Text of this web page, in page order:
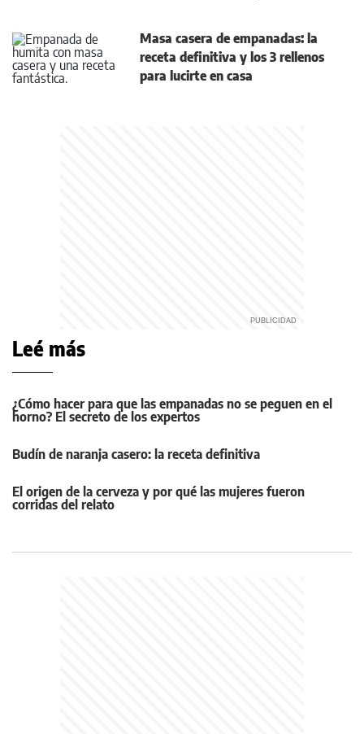
Masa casera de empanadas: la
receta definitiva y los 3 rellenos
para lucirte en casa
Leé más
¿Cómo hacer para que las empanadas no se peguen en el
horno? El secreto de los expertos
Budín de naranja casero: la receta definitiva
El origen de la cerveza y por qué las mujeres fueron
corridas del relato